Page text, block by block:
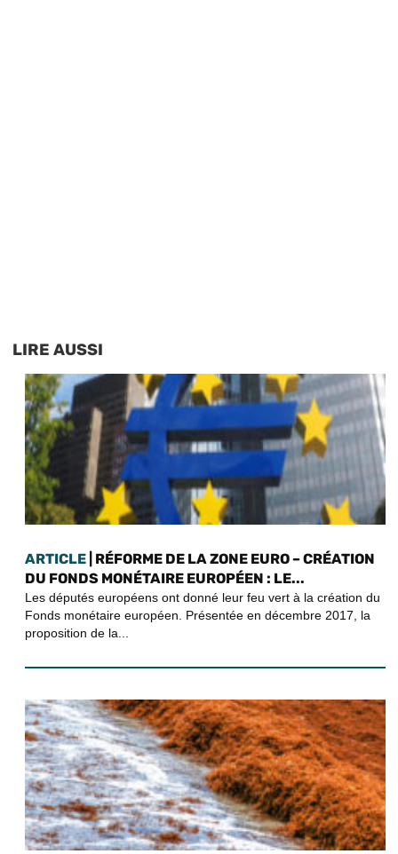
LIRE AUSSI
ARTICLE | RÉFORME DE LA ZONE EURO – CRÉATION
DU FONDS MONÉTAIRE EUROPÉEN : LE...
Les députés européens ont donné leur feu vert à la création du
Fonds monétaire européen. Présentée en décembre 2017, la
proposition de la...